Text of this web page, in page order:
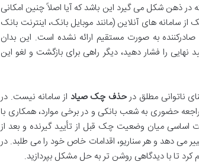
در ذهن شکل می گیرد این باشد که آیا اصلاً چنین امکانی
های آنلاین (مانند موبایل بانک، اینترنت بانک
به صورت مستقیم ارائه نشده است. این بدان
نهایی را فشار دهید، دیگر راهی برای بازگشت و لغو این
ناتوانی مطلق درحذف چک صیاد از سامانه نیست. در
حضوری به شعب بانکی و در برخی موارد، همکاری با
اساسی میان وضعیت چک قبل از تأیید گیرنده و بعد از
می دهد و هر سناریو، اقدامات خاص خود را می طلبد. در
تا با دیدگاهی روشن تر به حل مشکل بپردازید.